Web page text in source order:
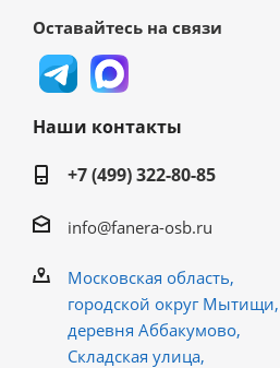
Оставайтесь на связи
Наши контакты
+7 (499) 322-80-85
info@fanera-osb.ru
Московская область,
городской округ Мытищи,
деревня Аббакумово,
Складская улица,